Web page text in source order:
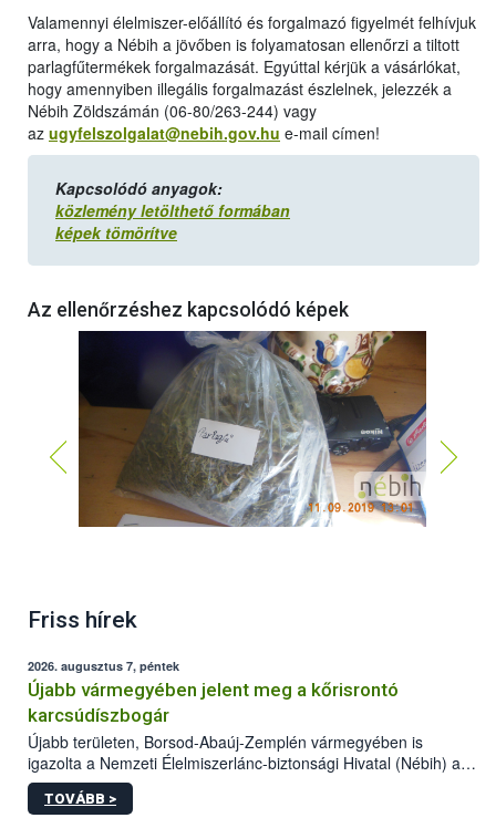
Valamennyi élelmiszer-előállító és forgalmazó figyelmét felhívjuk
arra, hogy a Nébih a jövőben is folyamatosan ellenőrzi a tiltott
parlagfűtermékek forgalmazását. Egyúttal kérjük a vásárlókat,
hogy amennyiben illegális forgalmazást észlelnek, jelezzék a
Nébih Zöldszámán (06-80/263-244) vagy
az ugyfelszolgalat@nebih.gov.hu e-mail címen!
Kapcsolódó anyagok:
közlemény letölthető formában
képek tömörítve
Az ellenőrzéshez kapcsolódó képek
Friss hírek
2026. augusztus 7, péntek
Újabb vármegyében jelent meg a kőrisrontó
karcsúdíszbogár
Újabb területen, Borsod-Abaúj-Zemplén vármegyében is
igazolta a Nemzeti Élelmiszerlánc-biztonsági Hivatal (Nébih) a
kőrisrontó karcsúdíszbogár (Agrilus planipennis) jelenlétét. A
kártevőt nem csak színcsapdában találták meg, de már fertőzött
TOVÁBB >